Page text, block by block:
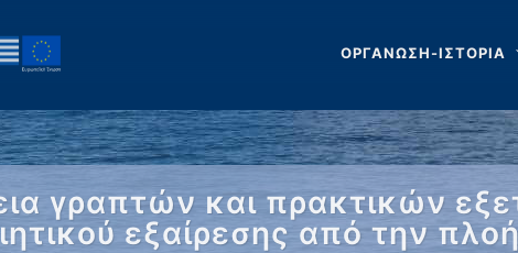
ΟΡΓΑΝΩΣΗ-ΙΣΤΟΡΙΑ
γραπτών και πρακτικών
εξαίρεσης από την